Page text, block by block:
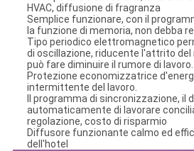
HVAC, diffusione di fragranza
Semplice funzionare, con il
la funzione di memoria, non debba
Tipo periodico elettromagnetico
di oscillazione, riducente l'attrito del
può fare diminuire il rumore di lavoro.
Protezione economizzatrice
intermittente del lavoro.
Il programma di sincronizzazione,
automaticamente di lavorare
regolazione, costo di risparmio
Diffusore funzionante calmo ed
dell'hotel